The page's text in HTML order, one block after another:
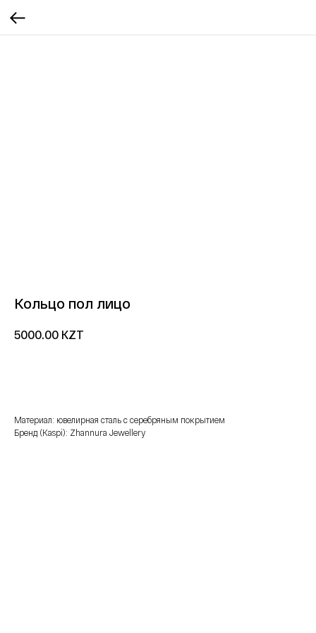
Кольцо пол лицо
5000.00 KZT
Материал: ювелирная сталь с серебряным покрытием
Бренд (Kaspi): Zhannura Jewellery